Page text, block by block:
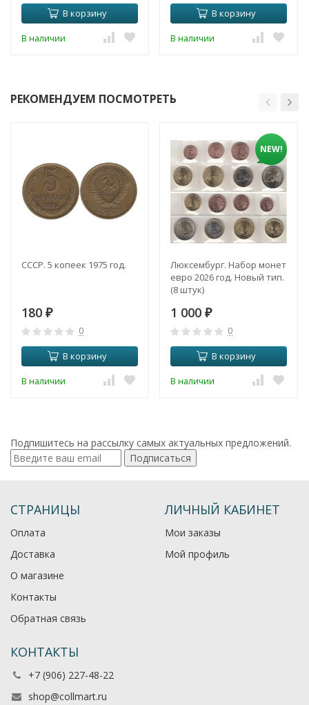
В корзину
В наличии
В корзину
В наличии
РЕКОМЕНДУЕМ ПОСМОТРЕТЬ
СССР. 5 копеек 1975 год.
180 ₽
0
В корзину
В наличии
NEW!
Люксембург. Набор монет
евро 2026 год. Новый тип.
(8 штук)
1 000 ₽
0
В корзину
В наличии
Подпишитесь на рассылку самых актуальных предложений.
Подписаться
СТРАНИЦЫ
Оплата
Доставка
О магазине
Контакты
Обратная связь
ЛИЧНЫЙ КАБИНЕТ
Мои заказы
Мой профиль
КОНТАКТЫ
+7 (906) 227-48-22
shop@collmart.ru